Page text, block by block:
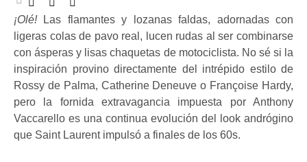
¡Olé!Las flamantes y lozanas faldas, adornadas con
ligeras colas de pavo real, lucen rudas al ser combinarse
con ásperas y lisas chaquetas de motociclista. No sé si la
inspiración provino directamente del intrépido estilo de
Rossy de Palma, Catherine Deneuve o Françoise Hardy,
pero la fornida extravagancia impuesta por Anthony
Vaccarello es una continua evolución del look andrógino
que Saint Laurent impulsó a finales de los 60s.